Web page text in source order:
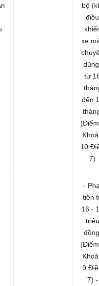
bộ
điều
xe
từ
đến
10
7)
-
tiền
16 -
triệu
9
7) -